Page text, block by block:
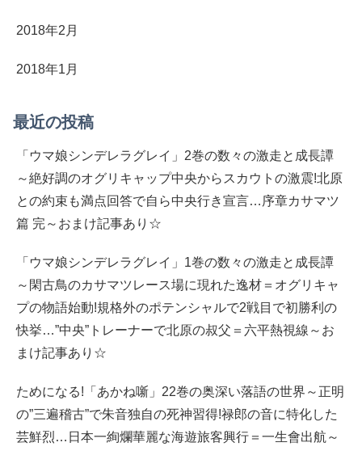
2018年2月
2018年1月
最近の投稿
「ウマ娘シンデレラグレイ」2巻の数々の激走と成長譚
～絶好調のオグリキャップ中央からスカウトの激震!北原
との約束も満点回答で自ら中央行き宣言…序章カサマツ
篇 完～おまけ記事あり☆
「ウマ娘シンデレラグレイ」1巻の数々の激走と成長譚
～閑古鳥のカサマツレース場に現れた逸材＝オグリキャ
プの物語始動!規格外のポテンシャルで2戦目で初勝利の
快挙…”中央”トレーナーで北原の叔父＝六平熱視線～お
まけ記事あり☆
ためになる!「あかね噺」22巻の奥深い落語の世界～正明
の”三遍稽古”で朱音独自の死神習得!禄郎の音に特化した
芸鮮烈…日本一絢爛華麗な海遊旅客興行＝一生會出航～